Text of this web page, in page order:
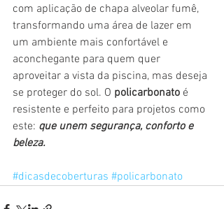
com aplicação de chapa alveolar fumê,
transformando uma área de lazer em
um ambiente mais confortável e
aconchegante para quem quer
aproveitar a vista da piscina, mas deseja
se proteger do sol. O policarbonato é
resistente e perfeito para projetos como
este: que unem segurança, conforto e
beleza.
#dicasdecoberturas #policarbonato